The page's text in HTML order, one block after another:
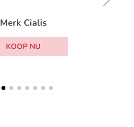
Merk Cialis
KOOP NU